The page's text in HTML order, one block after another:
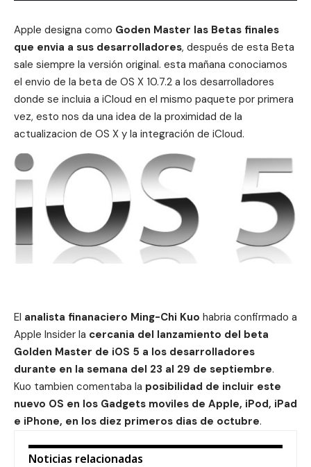
Apple designa como Goden Master las Betas finales
que envia a sus desarrolladores, después de esta Beta
sale siempre la versión original. esta mañana conociamos
el envio de la beta de OS X 10.7.2 a los desarrolladores
donde se incluia a iCloud en el mismo paquete por primera
vez, esto nos da una idea de la proximidad de la
actualizacion de OS X y la integración de iCloud.
El analista finanaciero Ming-Chi Kuo habria confirmado a
Apple Insider la cercania del lanzamiento del beta
Golden Master de iOS 5 a los desarrolladores
durante en la semana del 23 al 29 de septiembre.
Kuo tambien comentaba la posibilidad de incluir este
nuevo OS en los Gadgets moviles de Apple, iPod, iPad
e iPhone, en los diez primeros dias de octubre.
Noticias relacionadas